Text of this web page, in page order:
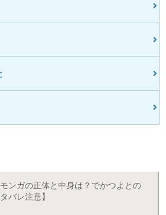
モンガの正体と中身は？でかつよとの
バレ注意】